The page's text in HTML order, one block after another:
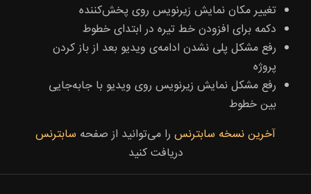
تغییر مکان نمایش زیرنویس روی پخش‌کننده
دکمه برای افزودن خط تیره در ابتدای خطوط
رفع مشکل پلی نشدن ادامه‌ی ویدیو بعد از باز کردن
پروژه
رفع مشکل نمایش زیرنویس روی ویدیو با جابه‌جایی
بین خطوط
آخرین نسخه سابترنس را می‌توانید از صفحه سابترنس
دریافت کنید